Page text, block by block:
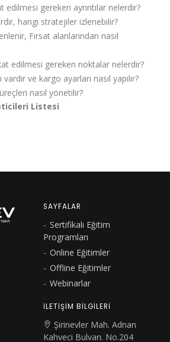
edilmesi gereken ayrıntılar nelerdir?
hangi stratejiler izlenebilir?
Fırsat alanlarından nasıl
edilmesi gereken noktalar nelerdir?
ve kargo ayarları nasıl yapılır?
nasıl yönetilir?
Listesi
SAYFALAR
Sertifikalı Eğitim
Programları
Online Eğitimler
Offline Eğitimler
Webinarlar
İLETİŞİM BİLGİLERİ
Şirinevler Mah. Adnan
Kahveci Bulvarı. No.204